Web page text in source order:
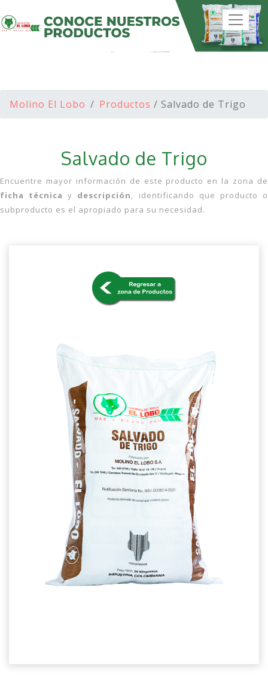
Molino El Lobo Productos / Salvado de Trigo
Salvado de Trigo
Encuentre mayor información de este producto en la zona de
ficha técnica y descripción, identificando que producto o
subproducto es el apropiado para su necesidad.